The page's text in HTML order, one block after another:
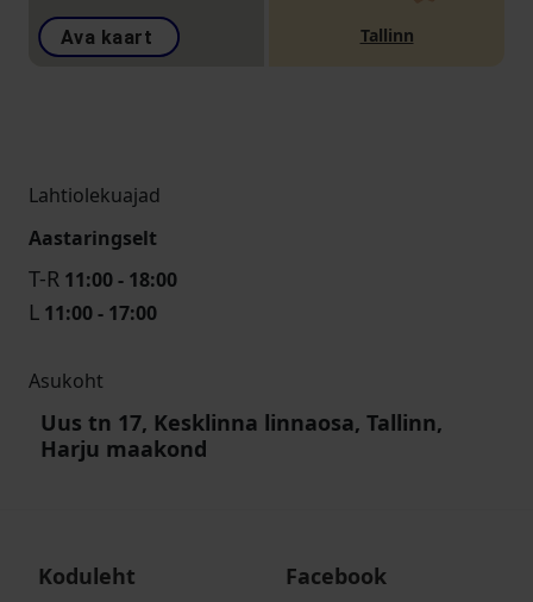
Ava kaart Tallinn
Lahtiolekuajad
Aastaringselt
T-R 11:00 - 18:00
L 11:00 - 17:00
Asukoht
Uus tn 17, Kesklinna linnaosa, Tallinn,
Harju maakond
Koduleht
Facebook